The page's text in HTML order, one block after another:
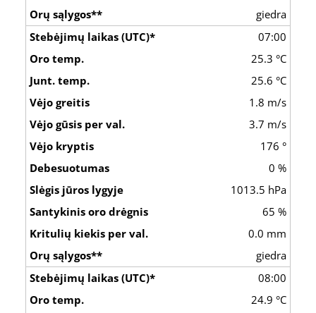
giedra
07:00
25.3 °C
25.6 °C
1.8 m/s
3.7 m/s
176 °
0 %
1013.5 hPa
65 %
0.0 mm
giedra
08:00
24.9 °C